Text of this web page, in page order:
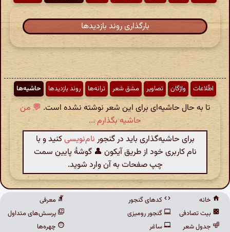
بارگذاری روند بازدیدها
اطّلاعات واژگان تصاویر مشق شعر ترانه‌ها روند بازدیدها حاشیه‌ها
تا به حال حاشیه‌ای برای این شعر نوشته نشده است. 💬 من
حاشیه بگذارم ...
برای حاشیه‌گذاری باید در گنجور نام‌نویسیکنید و با
نام کاربری خود از طریق آیکون 👤 گوشهٔ پایین سمت
چپ صفحات به آن وارد شوید.
خانه
بیت تصادفی
جدول شعر
کدهای گنجور
گنجور رومیزی
ساغر
معرفی
پرسش‌های متداول
چهره‌ها